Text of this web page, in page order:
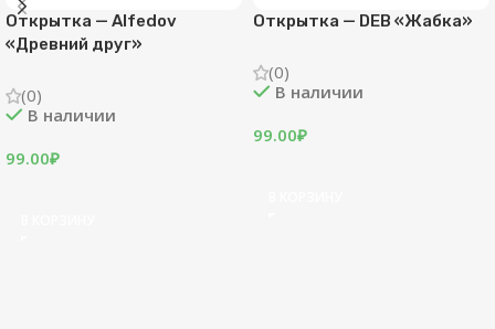
Открытка — Alfedov
«Древний друг»
(0)
В наличии
99.00₽
Открытка — DEB «Жабка»
(0)
В наличии
99.00₽